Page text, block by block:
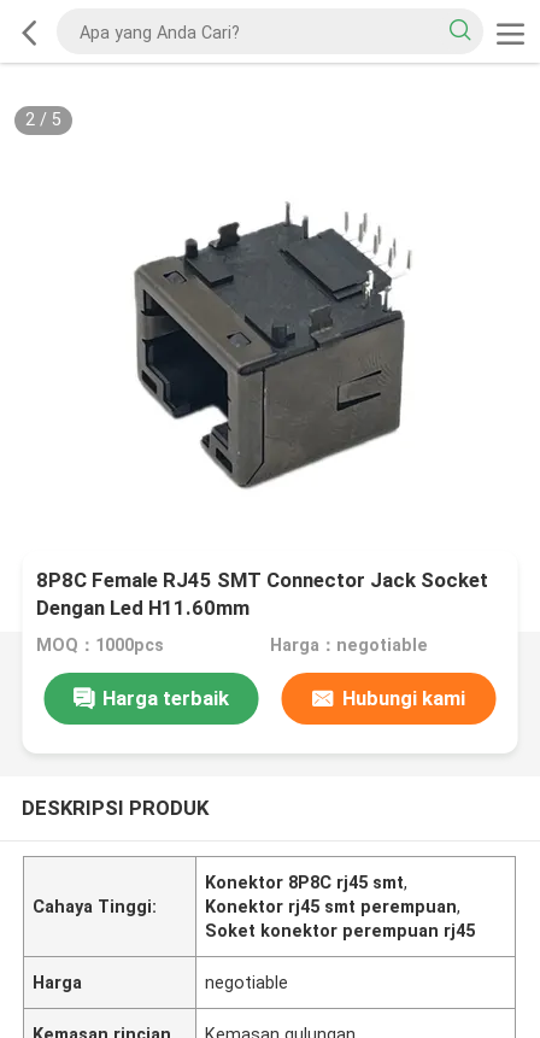
2/ 5
8P8C Female RJ45 SMT Connector Jack Socket
Dengan Led H11.60mm
MOQ：1000pcs Harga：negotiable
Harga terbaik Hubungi kami
DESKRIPSI PRODUK
Cahaya Tinggi:
Konektor 8P8C rj45 smt,
Konektor rj45 smt perempuan,
Soket konektor perempuan rj45
Harga negotiable
Kemasan rincian Kemasan gulungan